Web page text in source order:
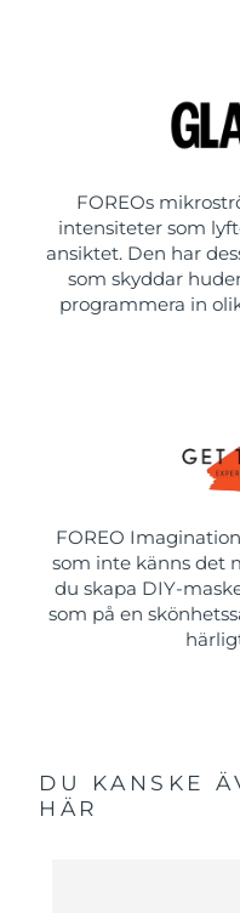
FOREOs
intensiteter som
ansiktet. Den har
som skyddar
programmera in
FOREO Imagination
som inte känns det
du skapa DIY-
som på en
DU KANSKE
HÄR